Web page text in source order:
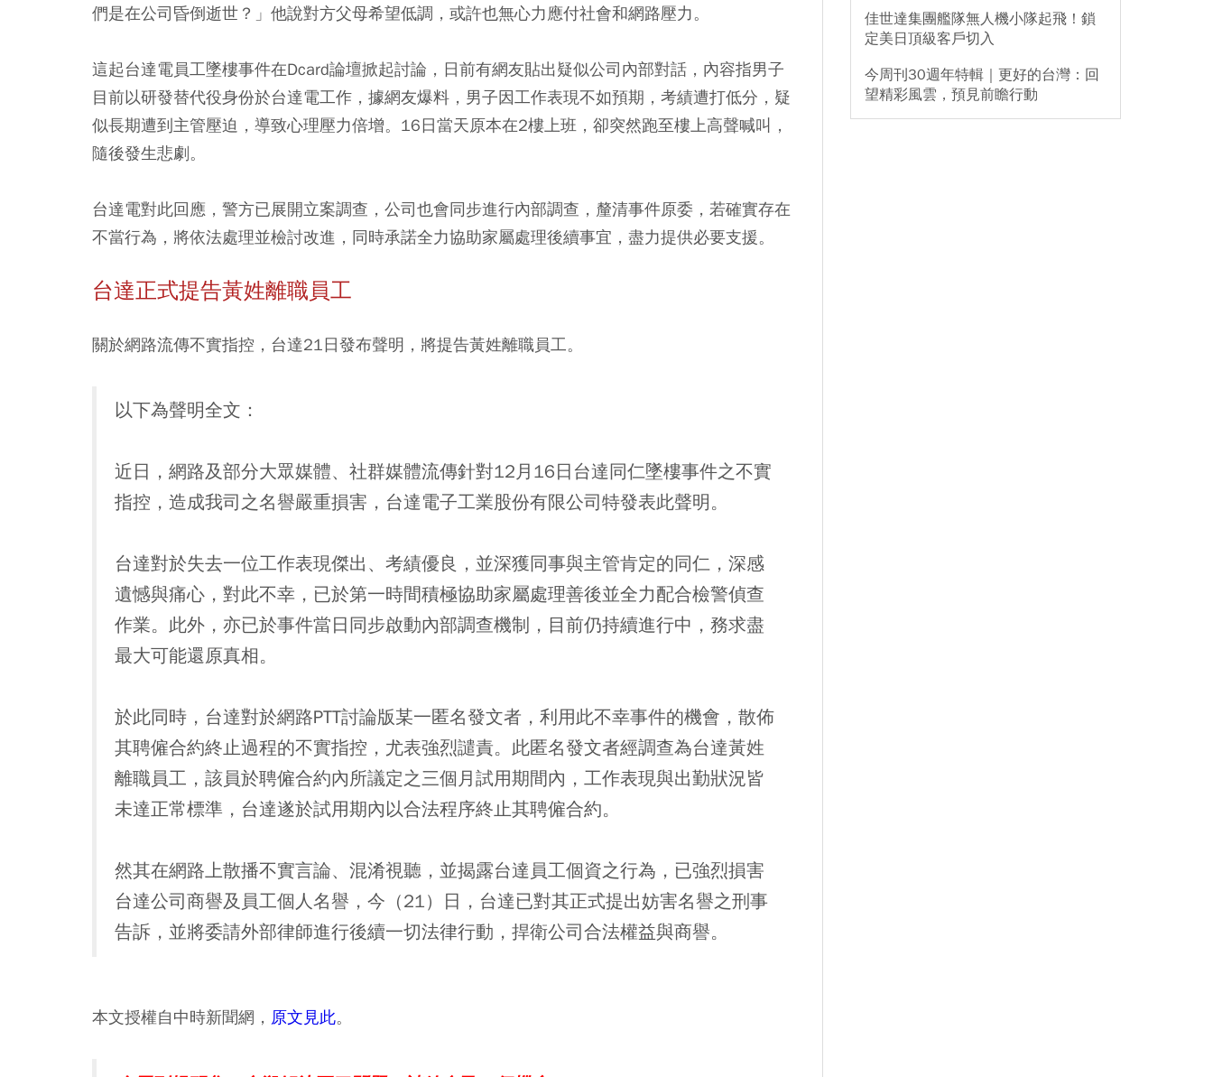
們是在公司昏倒逝世？」他說對方父母希望低調，或許也無心力應付社會和網路壓力。
這起台達電員工墜樓事件在Dcard論壇掀起討論，日前有網友貼出疑似公司內部對話，內容指男子
目前以研發替代役身份於台達電工作，據網友爆料，男子因工作表現不如預期，考績遭打低分，疑
似長期遭到主管壓迫，導致心理壓力倍增。16日當天原本在2樓上班，卻突然跑至樓上高聲喊叫，
隨後發生悲劇。
台達電對此回應，警方已展開立案調查，公司也會同步進行內部調查，釐清事件原委，若確實存在
不當行為，將依法處理並檢討改進，同時承諾全力協助家屬處理後續事宜，盡力提供必要支援。
台達正式提告黃姓離職員工
關於網路流傳不實指控，台達21日發布聲明，將提告黃姓離職員工。
以下為聲明全文：
近日，網路及部分大眾媒體、社群媒體流傳針對12月16日台達同仁墜樓事件之不實
指控，造成我司之名譽嚴重損害，台達電子工業股份有限公司特發表此聲明。
台達對於失去一位工作表現傑出、考績優良，並深獲同事與主管肯定的同仁，深感
遺憾與痛心，對此不幸，已於第一時間積極協助家屬處理善後並全力配合檢警偵查
作業。此外，亦已於事件當日同步啟動內部調查機制，目前仍持續進行中，務求盡
最大可能還原真相。
於此同時，台達對於網路PTT討論版某一匿名發文者，利用此不幸事件的機會，散佈
其聘僱合約終止過程的不實指控，尤表強烈譴責。此匿名發文者經調查為台達黃姓
離職員工，該員於聘僱合約內所議定之三個月試用期間內，工作表現與出勤狀況皆
未達正常標準，台達遂於試用期內以合法程序終止其聘僱合約。
然其在網路上散播不實言論、混淆視聽，並揭露台達員工個資之行為，已強烈損害
台達公司商譽及員工個人名譽，今（21）日，台達已對其正式提出妨害名譽之刑事
告訴，並將委請外部律師進行後續一切法律行動，捍衛公司合法權益與商譽。
本文授權自中時新聞網， 原文見此。
佳世達集團艦隊無人機小隊起飛！鎖
定美日頂級客戶切入
今周刊30週年特輯｜更好的台灣：回
望精彩風雲，預見前瞻行動